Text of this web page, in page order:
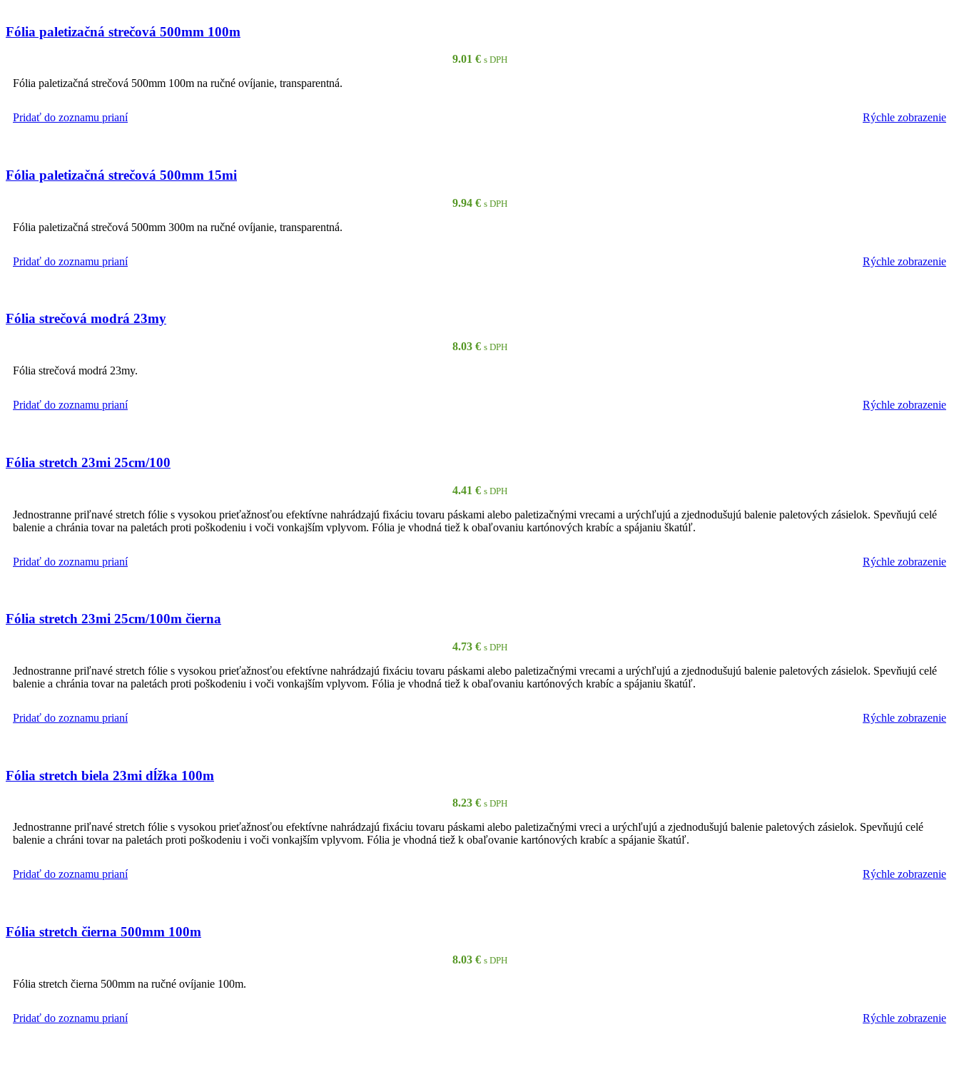
Fólia paletizačná strečová 500mm 100m
9.01 € s DPH
Fólia paletizačná strečová 500mm 100m na ručné ovíjanie, transparentná.
Pridať do zoznamu prianí Rýchle zobrazenie
Fólia paletizačná strečová 500mm 15mi
9.94 € s DPH
Fólia paletizačná strečová 500mm 300m na ručné ovíjanie, transparentná.
Pridať do zoznamu prianí Rýchle zobrazenie
Fólia strečová modrá 23my
8.03 € s DPH
Fólia strečová modrá 23my.
Pridať do zoznamu prianí Rýchle zobrazenie
Fólia stretch 23mi 25cm/100
4.41 € s DPH
Jednostranne priľnavé stretch fólie s vysokou prieťažnosťou efektívne nahrádzajú fixáciu tovaru páskami alebo paletizačnými vrecami a urýchľujú a zjednodušujú balenie paletových zásielok. Spevňujú celé
balenie a chránia tovar na paletách proti poškodeniu i voči vonkajším vplyvom. Fólia je vhodná tiež k obaľovaniu kartónových krabíc a spájaniu škatúľ.
Pridať do zoznamu prianí Rýchle zobrazenie
Fólia stretch 23mi 25cm/100m čierna
4.73 € s DPH
Jednostranne priľnavé stretch fólie s vysokou prieťažnosťou efektívne nahrádzajú fixáciu tovaru páskami alebo paletizačnými vrecami a urýchľujú a zjednodušujú balenie paletových zásielok. Spevňujú celé
balenie a chránia tovar na paletách proti poškodeniu i voči vonkajším vplyvom. Fólia je vhodná tiež k obaľovaniu kartónových krabíc a spájaniu škatúľ.
Pridať do zoznamu prianí Rýchle zobrazenie
Fólia stretch biela 23mi dĺžka 100m
8.23 € s DPH
Jednostranne priľnavé stretch fólie s vysokou prieťažnosťou efektívne nahrádzajú fixáciu tovaru páskami alebo paletizačnými vreci a urýchľujú a zjednodušujú balenie paletových zásielok. Spevňujú celé
balenie a chráni tovar na paletách proti poškodeniu i voči vonkajším vplyvom. Fólia je vhodná tiež k obaľovanie kartónových krabíc a spájanie škatúľ.
Pridať do zoznamu prianí Rýchle zobrazenie
Fólia stretch čierna 500mm 100m
8.03 € s DPH
Fólia stretch čierna 500mm na ručné ovíjanie 100m.
Pridať do zoznamu prianí Rýchle zobrazenie